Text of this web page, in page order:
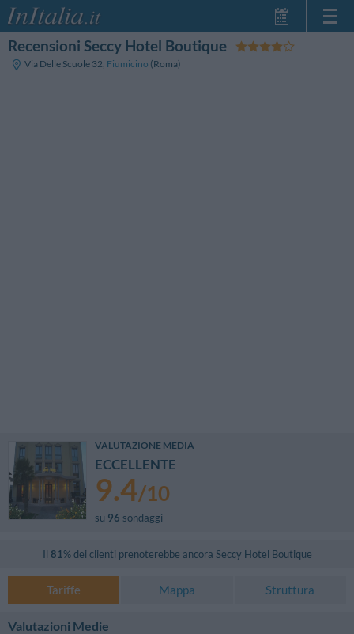
Home Page
Recensioni Seccy Hotel Boutique
Via Delle Scuole 32, Fiumicino (Roma)
VALUTAZIONE MEDIA
ECCELLENTE
9.4/10
su 96 sondaggi
Il 81% dei clienti prenoterebbe ancora Seccy Hotel Boutique
Tariffe Mappa Struttura
Valutazioni Medie